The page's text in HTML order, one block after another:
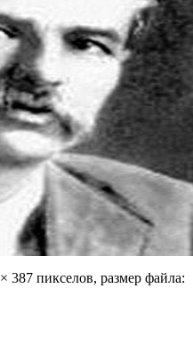
387 пикселов, размер файла: